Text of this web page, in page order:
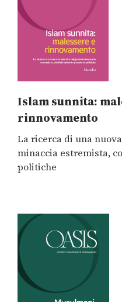
Islam sunnita:
rinnovamento
La ricerca di una
minaccia estremista,
politiche